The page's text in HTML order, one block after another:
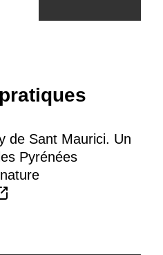
de Sant Maurici. Un
Pyrénées